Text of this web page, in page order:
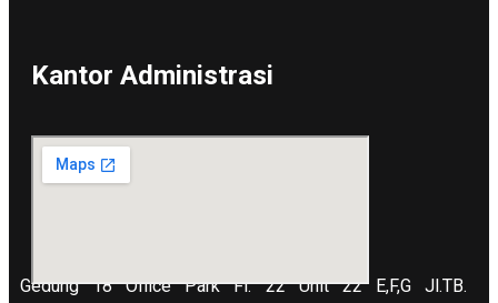
Kantor Administrasi
Gedung 18 Office Park Fl. 22 Unit 22 E,F,G Jl.TB.